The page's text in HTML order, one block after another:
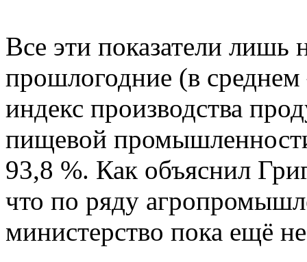
Все эти показатели лишь
прошлогодние (в
индекс производства
пищевой
93,8 %. Как объяснил
что по ряду
министерство пока ещё